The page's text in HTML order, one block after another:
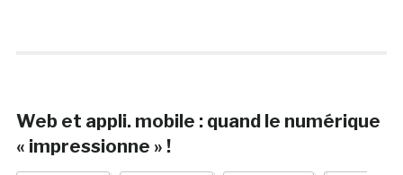
Web et appli. mobile : quand le numérique
« impressionne » !